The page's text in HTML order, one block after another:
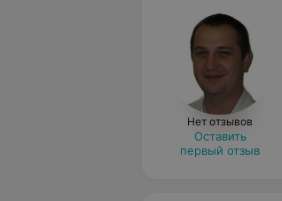
Нет отзывов
Оставить
первый отзыв